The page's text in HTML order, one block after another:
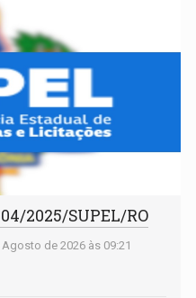
2025/SUPEL/RO
Agosto de 2026 às 09:21